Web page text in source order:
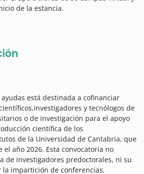
de la estancia.
está destinada a cofinanciar
y tecnólogos de
o de investigación para el apoyo
científica de los
de la Universidad de Cantabria, que
año 2026. Esta convocatoria no
de investigadores predoctorales, ni su
impartición de conferencias,